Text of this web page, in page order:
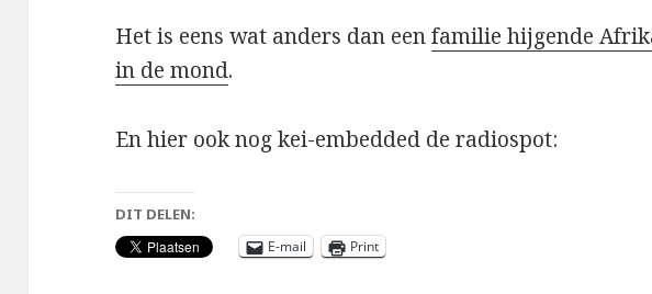
Het is eens wat anders dan eenfamilie hijgende
in de mond.
En hier ook nog kei-embedded de radiospot:
DIT DELEN:
E-mail Print